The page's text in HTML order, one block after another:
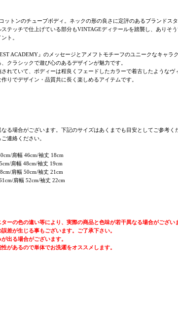
ットンのチューブボディ。ネックの形の良さに定評のあるブランドス
テッチで仕上げている部分もVINTAGEディテールを踏襲し、ありそ
ト。
ACADEMY』のメッセージとアメフトモチーフのユニークなキャラ
クラシックで遊び心のあるデザインが魅力です。
れていて、ボディーは程良くフェードしたカラーで着古したようなヴ
りでデザイン・品質共に長く楽しめるアイテムです。
る場合がございます。下記のサイズはあくまでも目安としてご参考
連絡ください。
肩幅 46cm/袖丈 18cm
肩幅 48cm/袖丈 19cm
肩幅 50cm/袖丈 21cm
肩幅 52cm/袖丈 22cm
ーの色の違い等により、実際の商品と色味が若干異なる場合がござい
差が生じる事もございます。ご了承下さい。
出る場合がございます。
があるので単体でお洗濯をオススメします。